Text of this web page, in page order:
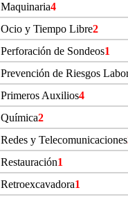
Maquinaria4
Ocio y Tiempo Libre2
Perforación de Sondeos1
Prevención de Riesgos
Primeros Auxilios4
Química2
Redes y Telecomunicaciones
Restauración1
Retroexcavadora1